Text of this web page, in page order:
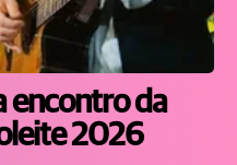
encontro da
2026